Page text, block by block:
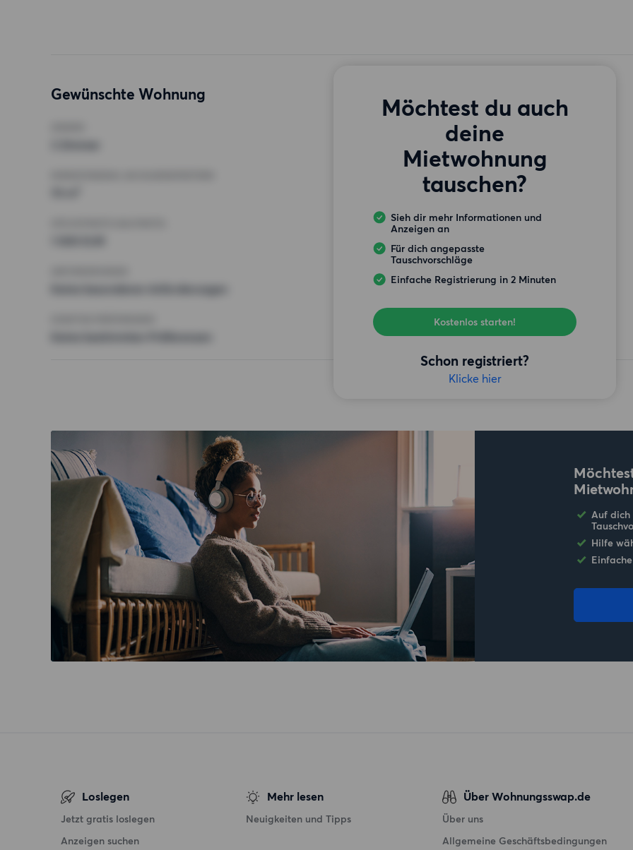
Gewünschte Wohnung
Möchtest du auch
deine
Mietwohnung
tauschen?
Sieh dir mehr Informationen und
Anzeigen an
Für dich angepasste
Tauschvorschläge
Einfache Registrierung in 2 Minuten
Kostenlos starten!
Schon registriert?
Klicke hier
Auf dich
Hilfe
Loslegen
Jetzt gratis loslegen
Anzeigen suchen
Mehr lesen
Neuigkeiten und Tipps
Über Wohnungsswap.de
Über uns
Allgemeine Geschäftsbedingungen